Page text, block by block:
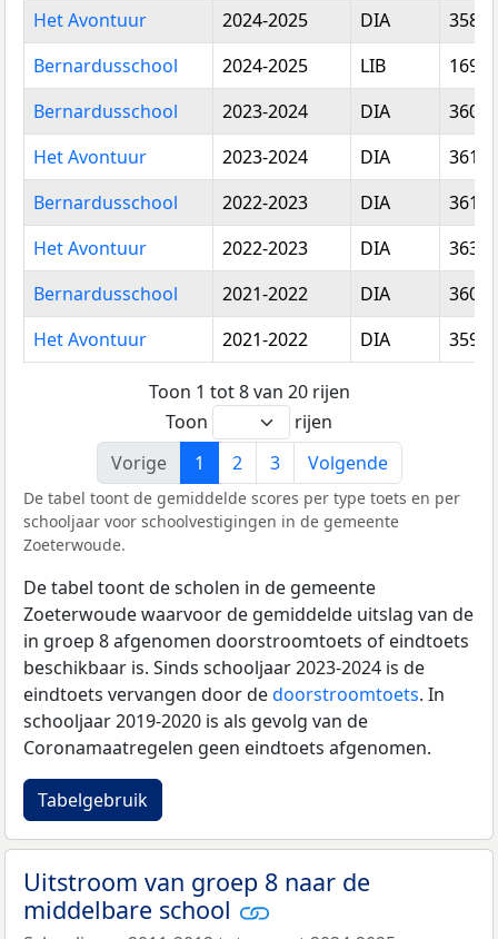
Vestigingsnaam
Schooljaar
Type
toets
score
Het Avontuur 2024-2025 DIA
Bernardusschool
2024-2025 LIB
Bernardusschool
2023-2024 DIA
Het Avontuur
2023-2024 DIA
Bernardusschool
2022-2023 DIA
Het Avontuur
2022-2023 DIA
Bernardusschool
2021-2022 DIA
Het Avontuur
2021-2022 DIA
Toon 1 tot 8 van 20 rijen
Toon
rijen
Vorige
1 2 3 Volgende
De tabel toont de gemiddelde scores per type toets en per
schooljaar voor schoolvestigingen in de gemeente
Zoeterwoude.
De tabel toont de scholen in de gemeente
Zoeterwoude waarvoor de gemiddelde uitslag van de
in groep 8 afgenomen doorstroomtoets of eindtoets
beschikbaar is. Sinds schooljaar 2023-2024 is de
eindtoets vervangen door dedoorstroomtoets. In
schooljaar 2019-2020 is als gevolg van de
Coronamaatregelen geen eindtoets afgenomen.
Tabelgebruik
Uitstroom van groep 8 naar de
middelbare school